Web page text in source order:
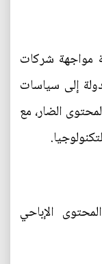
مواجهة شركات
إلى سياسات
الضار، مع
الإباحي